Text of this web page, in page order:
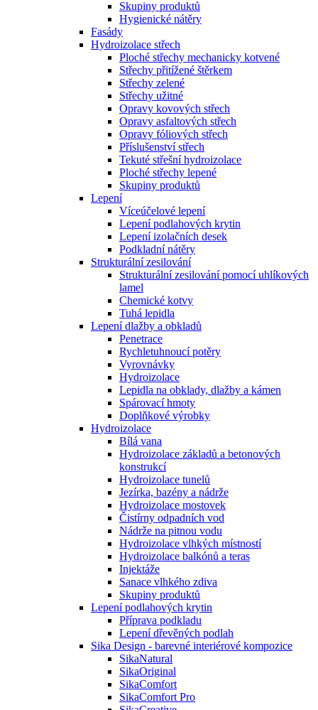
Skupiny produktů
Hygienické nátěry
Fasády
Hydroizolace střech
Ploché střechy mechanicky kotvené
Střechy přitížené štěrkem
Střechy zelené
Střechy užitné
Opravy kovových střech
Opravy asfaltových střech
Opravy fóliových střech
Příslušenství střech
Tekuté střešní hydroizolace
Ploché střechy lepené
Skupiny produktů
Lepení
Víceúčelové lepení
Lepení podlahových krytin
Lepení izolačních desek
Podkladní nátěry
Strukturální zesilování
Strukturální zesilování pomocí uhlíkových
lamel
Chemické kotvy
Tuhá lepidla
Lepení dlažby a obkladů
Penetrace
Rychletuhnoucí potěry
Vyrovnávky
Hydroizolace
Lepidla na obklady, dlažby a kámen
Spárovací hmoty
Doplňkové výrobky
Hydroizolace
Bílá vana
Hydroizolace základů a betonových
konstrukcí
Hydroizolace tunelů
Jezírka, bazény a nádrže
Hydroizolace mostovek
Čistírny odpadních vod
Nádrže na pitnou vodu
Hydroizolace vlhkých místností
Hydroizolace balkónů a teras
Injektáže
Sanace vlhkého zdiva
Skupiny produktů
Lepení podlahových krytin
Příprava podkladu
Lepení dřevěných podlah
Sika Design - barevné interiérové kompozice
SikaNatural
SikaOriginal
SikaComfort
SikaComfort Pro